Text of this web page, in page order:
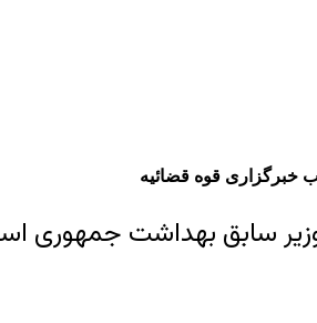
خبرگزاری قوه قضائیه
سابق بهداشت جمهوری